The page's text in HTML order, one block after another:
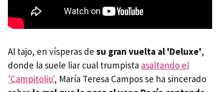
Al tajo, en vísperas de su gran vuelta al 'Deluxe',
donde la suele liar cual trumpista asaltando el
'Campitolio', María Teresa Campos se ha sincerado